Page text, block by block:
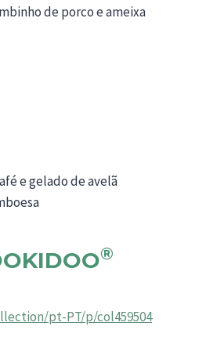
de porco e ameixa
e gelado de avelã
®
pt-PT/p/col459504